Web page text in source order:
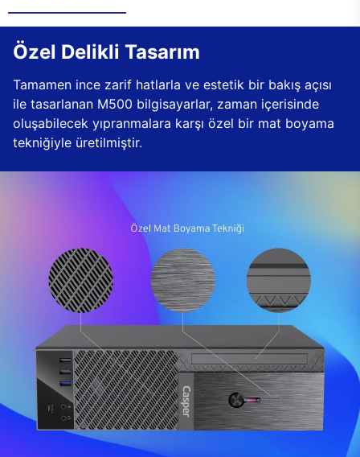
Özel Delikli Tasarım
Tamamen ince zarif hatlarla ve estetik bir bakış açısı
ile tasarlanan M500 bilgisayarlar, zaman içerisinde
oluşabilecek yıpranmalara karşı özel bir mat boyama
tekniğiyle üretilmiştir.